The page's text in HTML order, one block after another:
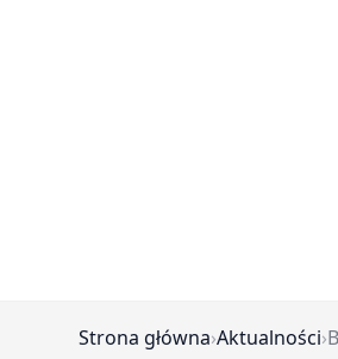
Strona główna›Aktualności›